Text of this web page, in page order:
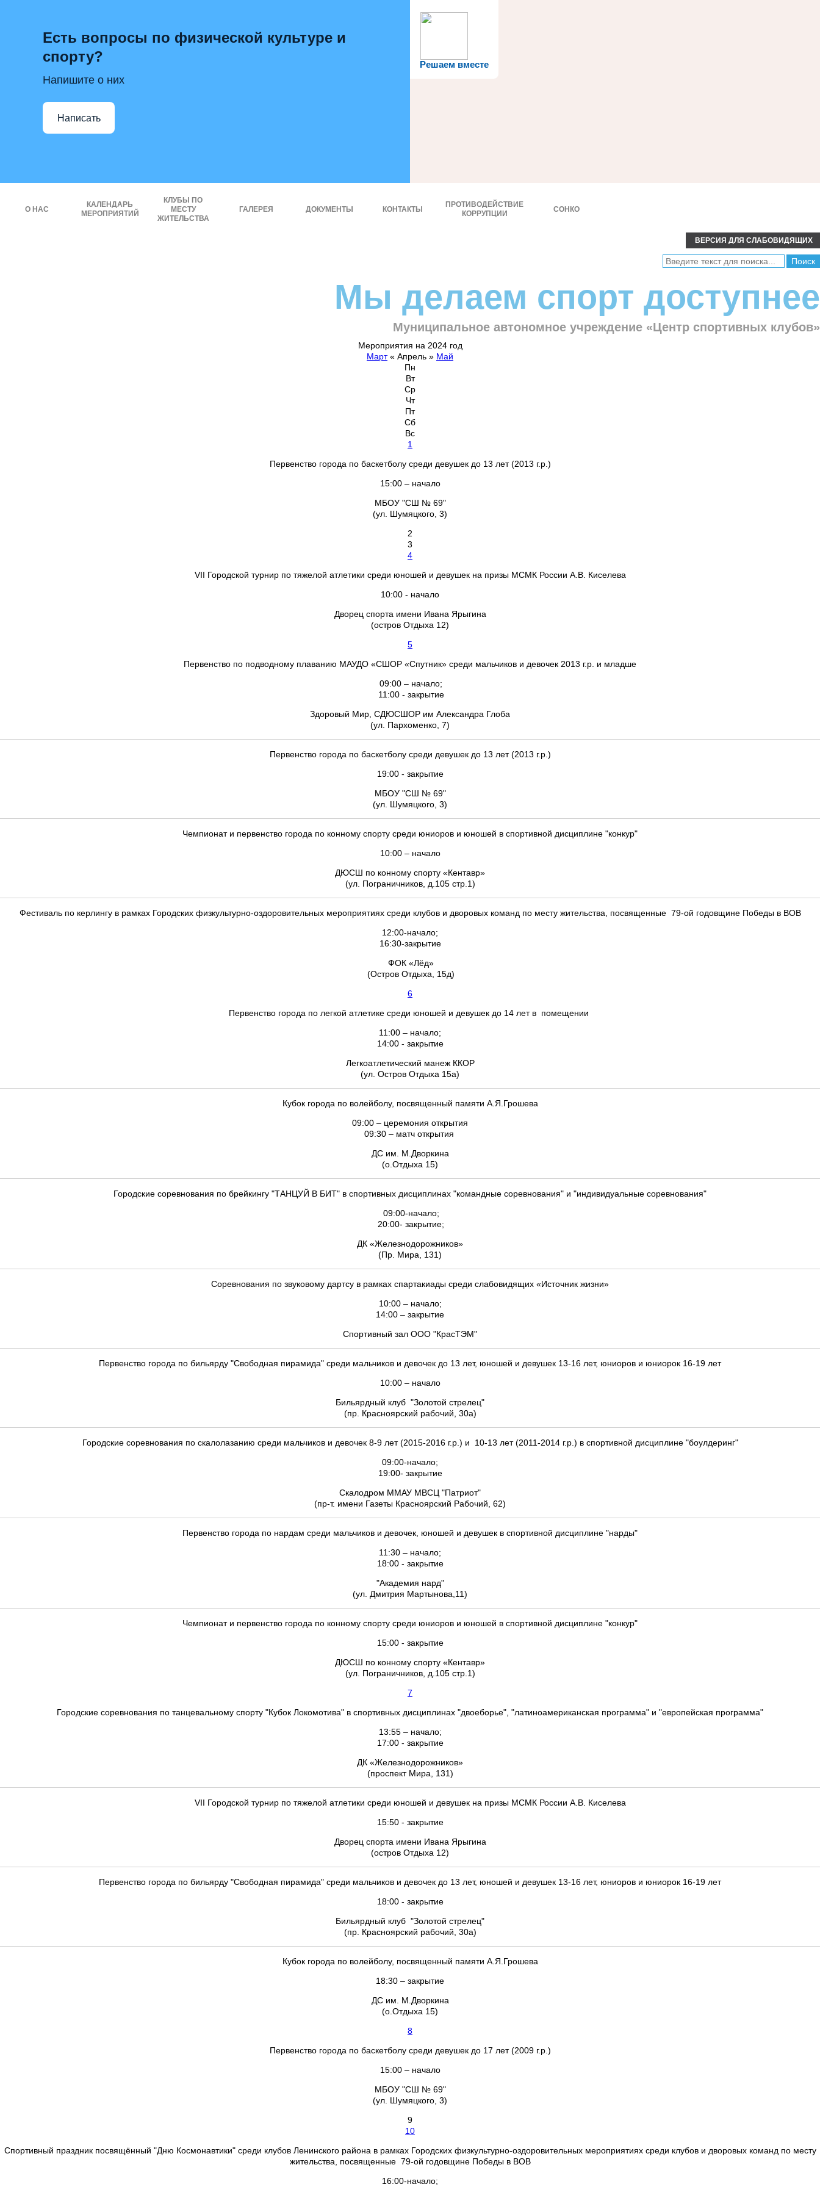
Решаем вместе
Есть вопросы по физической культуре и
спорту?
Напишите о них
Написать
О НАС
КАЛЕНДАРЬ
МЕРОПРИЯТИЙ
КЛУБЫ ПО
МЕСТУ
ЖИТЕЛЬСТВА
ГАЛЕРЕЯ ДОКУМЕНТЫ КОНТАКТЫ
ПРОТИВОДЕЙСТВИЕ
КОРРУПЦИИ
СОНКО
ВЕРСИЯ ДЛЯ СЛАБОВИДЯЩИХ
Мы делаем спорт доступнее
Муниципальное автономное учреждение «Центр спортивных клубов»
Мероприятия на 2024 год
Март« Апрель » Май
Пн
Вт
Ср
Чт
Пт
Сб
Вс
1
Первенство города по баскетболу среди девушек до 13 лет (2013 г.р.)
15:00 – начало
МБОУ "СШ № 69"
(ул. Шумяцкого, 3)
2
3
4
VII Городской турнир по тяжелой атлетики среди юношей и девушек на призы МСМК России А.В. Киселева
10:00 - начало
Дворец спорта имени Ивана Ярыгина
(остров Отдыха 12)
5
Первенство по подводному плаванию МАУДО «СШОР «Спутник» среди мальчиков и девочек 2013 г.р. и младше
09:00 – начало;
11:00 - закрытие
Здоровый Мир, СДЮСШОР им Александра Глоба
(ул. Пархоменко, 7)
Первенство города по баскетболу среди девушек до 13 лет (2013 г.р.)
19:00 - закрытие
МБОУ "СШ № 69"
(ул. Шумяцкого, 3)
Чемпионат и первенство города по конному спорту среди юниоров и юношей в спортивной дисциплине "конкур"
10:00 – начало
ДЮСШ по конному спорту «Кентавр»
(ул. Пограничников, д.105 стр.1)
Фестиваль по керлингу в рамках Городских физкультурно-оздоровительных мероприятиях среди клубов и дворовых команд по месту жительства, посвященные 79-ой годовщине Победы в ВОВ
12:00-начало;
16:30-закрытие
ФОК «Лёд»
(Остров Отдыха, 15д)
6
Первенство города по легкой атлетике среди юношей и девушек до 14 лет в помещении
11:00 – начало;
14:00 - закрытие
Легкоатлетический манеж ККОР
(ул. Остров Отдыха 15а)
Кубок города по волейболу, посвященный памяти А.Я.Грошева
09:00 – церемония открытия
09:30 – матч открытия
ДС им. М.Дворкина
(о.Отдыха 15)
Городские соревнования по брейкингу "ТАНЦУЙ В БИТ" в спортивных дисциплинах "командные соревнования" и "индивидуальные соревнования"
09:00-начало;
20:00- закрытие;
ДК «Железнодорожников»
(Пр. Мира, 131)
Соревнования по звуковому дартсу в рамках спартакиады среди слабовидящих «Источник жизни»
10:00 – начало;
14:00 – закрытие
Спортивный зал ООО "КрасТЭМ"
Первенство города по бильярду "Свободная пирамида" среди мальчиков и девочек до 13 лет, юношей и девушек 13-16 лет, юниоров и юниорок 16-19 лет
10:00 – начало
Бильярдный клуб "Золотой стрелец"
(пр. Красноярский рабочий, 30а)
Городские соревнования по скалолазанию среди мальчиков и девочек 8-9 лет (2015-2016 г.р.) и 10-13 лет (2011-2014 г.р.) в спортивной дисциплине "боулдеринг"
09:00-начало;
19:00- закрытие
Скалодром ММАУ МВСЦ "Патриот"
(пр-т. имени Газеты Красноярский Рабочий, 62)
Первенство города по нардам среди мальчиков и девочек, юношей и девушек в спортивной дисциплине "нарды"
11:30 – начало;
18:00 - закрытие
"Академия нард"
(ул. Дмитрия Мартынова,11)
Чемпионат и первенство города по конному спорту среди юниоров и юношей в спортивной дисциплине "конкур"
15:00 - закрытие
ДЮСШ по конному спорту «Кентавр»
(ул. Пограничников, д.105 стр.1)
7
Городские соревнования по танцевальному спорту "Кубок Локомотива" в спортивных дисциплинах "двоеборье", "латиноамериканская программа" и "европейская программа"
13:55 – начало;
17:00 - закрытие
ДК «Железнодорожников»
(проспект Мира, 131)
VII Городской турнир по тяжелой атлетики среди юношей и девушек на призы МСМК России А.В. Киселева
15:50 - закрытие
Дворец спорта имени Ивана Ярыгина
(остров Отдыха 12)
Первенство города по бильярду "Свободная пирамида" среди мальчиков и девочек до 13 лет, юношей и девушек 13-16 лет, юниоров и юниорок 16-19 лет
18:00 - закрытие
Бильярдный клуб "Золотой стрелец"
(пр. Красноярский рабочий, 30а)
Кубок города по волейболу, посвященный памяти А.Я.Грошева
18:30 – закрытие
ДС им. М.Дворкина
(о.Отдыха 15)
8
Первенство города по баскетболу среди девушек до 17 лет (2009 г.р.)
15:00 – начало
МБОУ "СШ № 69"
(ул. Шумяцкого, 3)
9
10
Спортивный праздник посвящённый "Дню Космонавтики" среди клубов Ленинского района в рамках Городских физкультурно-оздоровительных мероприятиях среди клубов и дворовых команд по месту
жительства, посвященные 79-ой годовщине Победы в ВОВ
16:00-начало;